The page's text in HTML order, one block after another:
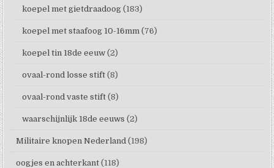
koepel met gietdraadoog (183)
koepel met staafoog 10-16mm (76)
koepel tin 18de eeuw (2)
ovaal-rond losse stift (8)
ovaal-rond vaste stift (8)
waarschijnlijk 18de eeuws (2)
Militaire knopen Nederland (198)
oogjes en achterkant (118)